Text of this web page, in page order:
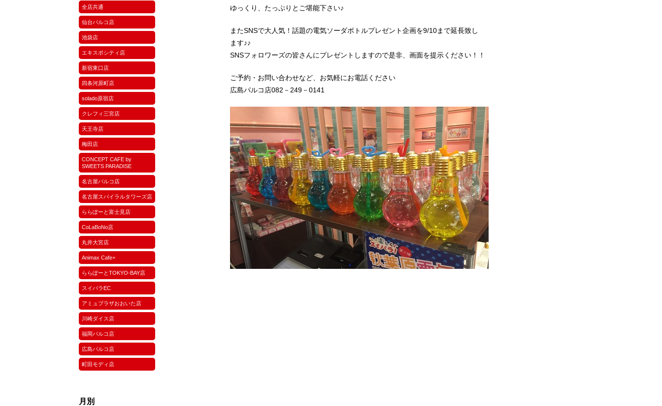
全店共通
仙台パルコ店
池袋店
エキスポシティ店
新宿東口店
四条河原町店
solado原宿店
クレフィ三宮店
天王寺店
梅田店
CONCEPT CAFE by
SWEETS PARADISE
名古屋パルコ店
名古屋スパイラルタワーズ店
ららぽーと富士見店
CoLaBoNo店
丸井大宮店
Animax Cafe+
ららぽーとTOKYO-BAY店
スイパラEC
アミュプラザおおいた店
川崎ダイス店
福岡パルコ店
広島パルコ店
町田モディ店
月別
ゆっくり、たっぷりとご堪能下さい♪
またSNSで大人気！話題の電気ソーダボトルプレゼント企画を9/10まで延長致し
ます♪♪
SNSフォロワーズの皆さんにプレゼントしますので是非、画面を提示ください！！
ご予約・お問い合わせなど、お気軽にお電話ください
広島パルコ店082－249－0141